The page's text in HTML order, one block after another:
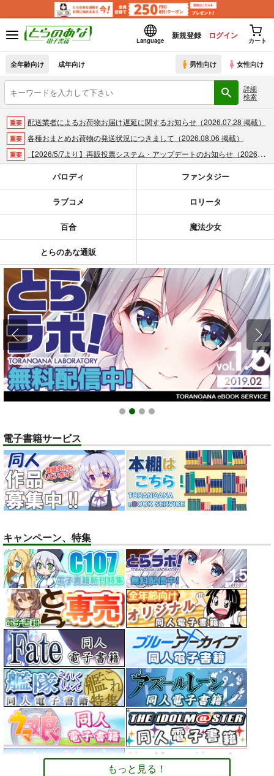
Language
新規登録 ログイン
カート
全年齢向け 成年向け 男性向け 女性向け
詳細
検索
重要 配送業者によるお荷物お届け遅延に関するお知らせ（2026.07.28 掲載）
重要 各種おまとめお荷物の発送状況につきまして（2026.08.06 掲載）
重要 【2026/5/7より】再販投票システム・アップデートのお知らせ（2026.05.07 掲載）
「とらのあな×駿河屋日本橋乙女同人誌館」通販店頭受取サービス開始のお知らせ（2026.01.05 更新｜2025.12.30 掲載）
重要 【2025/12/1より】「通販ポイント⇒とらコイン変換キャンペーン」終了のお知らせ（2025.11.21 掲載）
個人情報保護方針の改定について（2025.09.19 更新｜2025.08.01 掲載）
ポイント付与・管理体制改定のお知らせ（2024.11.20 掲載）
全てのお知らせを見る
パロディ ファンタジー
ラブコメ ロリータ
百合 魔法少女
とらのあな通販
1 2 3 4
電子書籍サービス
キャンペーン、特集
もっと見る！